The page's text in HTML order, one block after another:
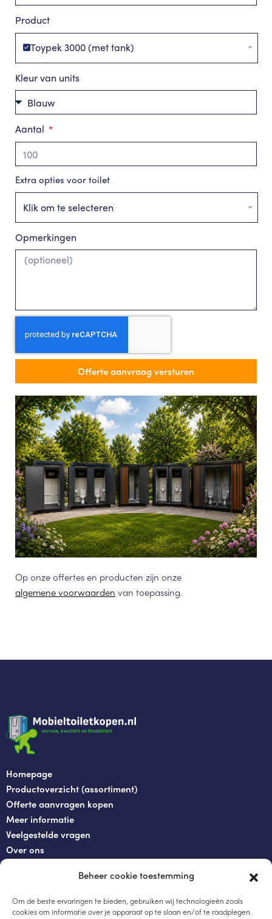
Beheer cookie toestemming
Om de beste ervaringen te bieden, gebruiken wij technologieën zoals
cookies om informatie over je apparaat op te slaan en/of te raadplegen.
Product
Toypek 3000 (met tank)
Kleur van units
Aantal
Extra opties voor toilet
Klik om te selecteren
Opmerkingen
Offerte aanvraag versturen
Op onze offertes en producten zijn onze
algemene voorwaarden van toepassing.
Homepage
Productoverzicht (assortiment)
Offerte aanvragen kopen
Meer informatie
Veelgestelde vragen
Over ons
+31854837389